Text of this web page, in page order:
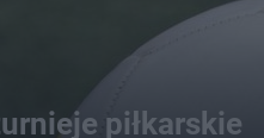
piłkarskie